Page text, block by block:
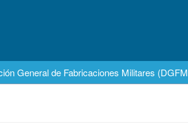
General de Fabricaciones Militares